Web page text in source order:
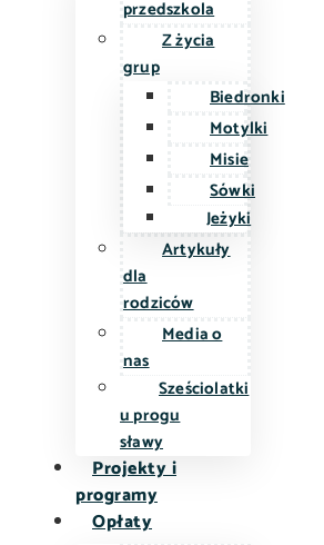
przedszkola
Z życia
grup
Biedronki
Motylki
Misie
Sówki
Jeżyki
Artykuły
dla
rodziców
Media o
nas
Sześciolatki
u progu
sławy
Projekty i
programy
Opłaty